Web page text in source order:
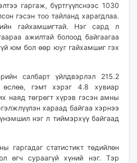
гаргаж, бүртгүүлснээс 1030
гэсэн тоо тайланд харагдлаа.
гайхамшигтай. Нэг сард л
ажилтай болоод байгаагаа
юм бол өөр юуг гайхамшиг гэх
салбарт үйлдвэрлэл 215.2
өслөө, гэмт хэрэг 4.8 хувиар
наяд төгрөгт хүрэв гэсэн амны
хараад байгаа хэрнээ
нэг л тиймэрхүү байгаад
гаргадаг статистикт төдийлөн
өгч сураагүй хүний нэг. Тэр